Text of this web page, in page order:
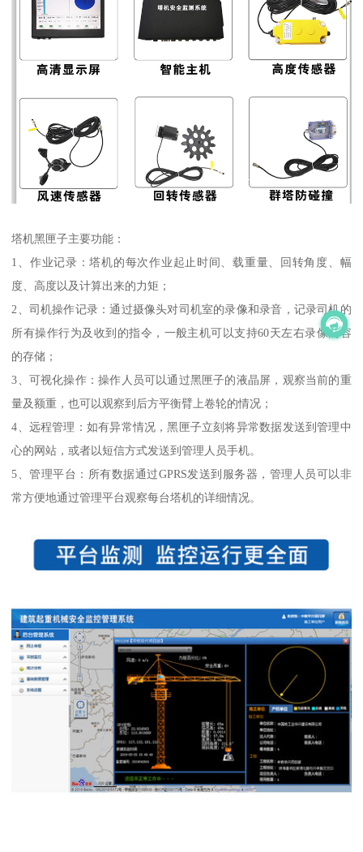
塔机黑匣子主要功能：
1、作业记录：塔机的每次作业起止时间、载重量、回转角度、幅
度、高度以及计算出来的力矩；
2、司机操作记录：通过摄像头对司机室的录像和录音，记录司机的
所有操作行为及收到的指令，一般主机可以支持60天左右录像内容
的存储；
3、可视化操作：操作人员可以通过黑匣子的液晶屏，观察当前的重
量及额重，也可以观察到后方平衡臂上卷轮的情况；
4、远程管理：如有异常情况，黑匣子立刻将异常数据发送到管理中
心的网站，或者以短信方式发送到管理人员手机。
5、管理平台：所有数据通过GPRS发送到服务器，管理人员可以非
常方便地通过管理平台观察每台塔机的详细情况。